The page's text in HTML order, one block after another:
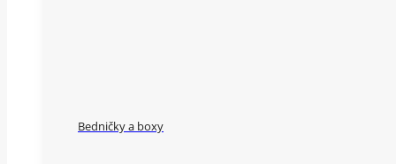
Bedničky a boxy